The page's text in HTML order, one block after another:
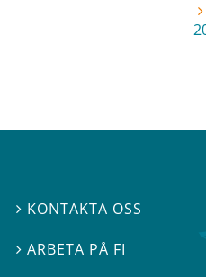
 KONTAKTA OSS
 ARBETA PÅ FI